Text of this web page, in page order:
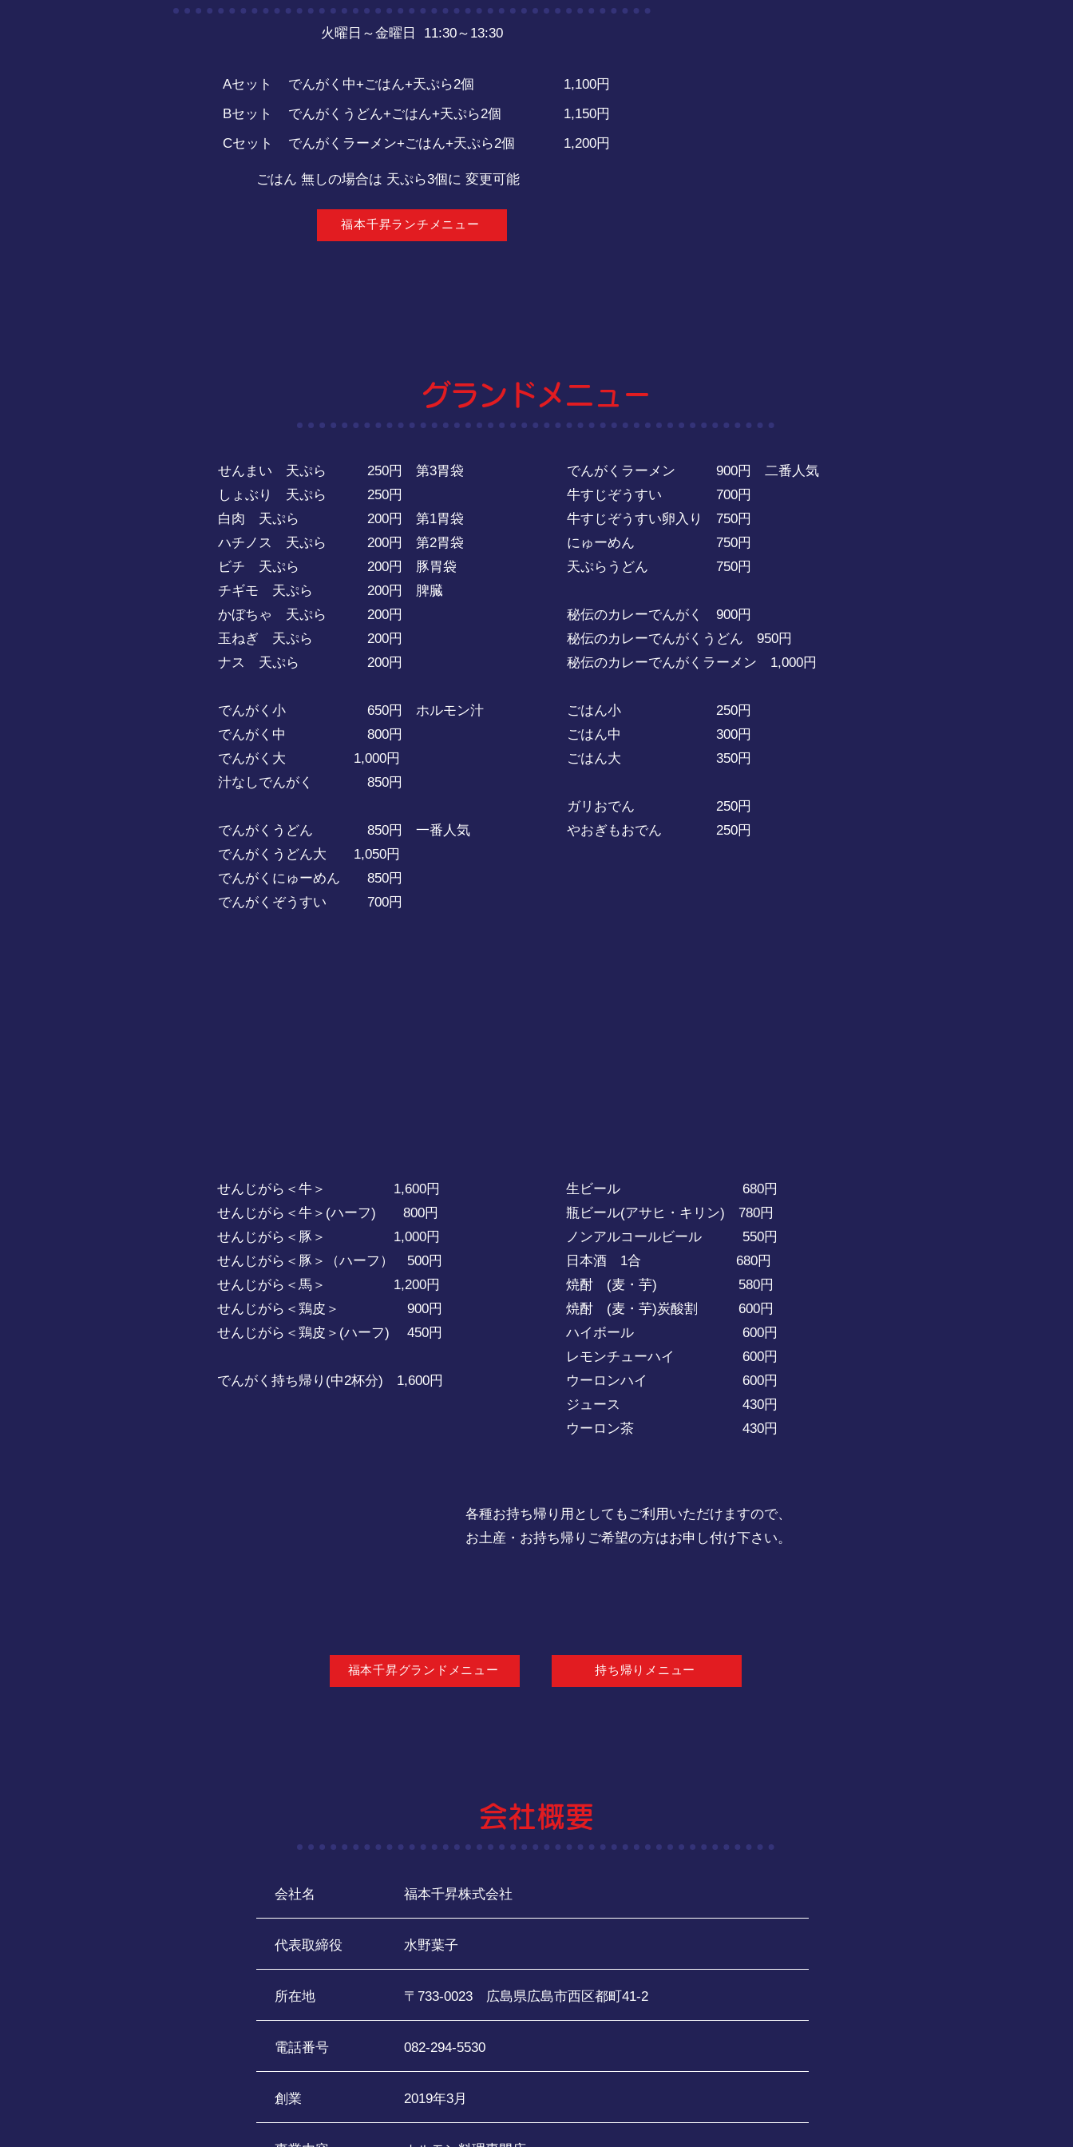
火曜日～金曜日 11:30～13:30
Aセット でんがく中+ごはん+天ぷら2個
1,100円
Bセット
でんがくうどん+ごはん+天ぷら2個
1,150円
Cセット
でんがくラーメン+ごはん+天ぷら2個 1,200円
ごはん 無しの場合は 天ぷら3個に 変更可能
福本千昇ランチメニュー
グランドメニュー
せんまい 天ぷら 250円 第3胃袋
しょぶり 天ぷら 250円
白肉 天ぷら 200円 第1胃袋
ハチノス 天ぷら 200円 第2胃袋
ビチ 天ぷら 200円 豚胃袋
チギモ 天ぷら 200円 脾臓
かぼちゃ 天ぷら 200円
玉ねぎ 天ぷら 200円
ナス 天ぷら 200円
でんがく小 650円 ホルモン汁
でんがく中 800円
でんがく大 1,000円
汁なしでんがく 850円
でんがくうどん 850円 一番人気
でんがくうどん大 1,050円
でんがくにゅーめん 850円
でんがくぞうすい 700円
でんがくラーメン 900円 二番人気
牛すじぞうすい 700円
牛すじぞうすい卵入り 750円
にゅーめん 750円
天ぷらうどん 750円
秘伝のカレーでんがく 900円
秘伝のカレーでんがくうどん 950円
秘伝のカレーでんがくラーメン 1,000円
ごはん小 250円
ごはん中 300円
ごはん大 350円
ガリおでん 250円
やおぎもおでん 250円
せんじがら＜牛＞ 1,600円
せんじがら＜牛＞(ハーフ) 800円
せんじがら＜豚＞ 1,000円
せんじがら＜豚＞（ハーフ） 500円
せんじがら＜馬＞ 1,200円
せんじがら＜鶏皮＞ 900円
せんじがら＜鶏皮＞(ハーフ) 450円
でんがく持ち帰り(中2杯分) 1,600円
生ビール 680円
瓶ビール(アサヒ・キリン) 780円
ノンアルコールビール 550円
日本酒 1合 680円
焼酎 (麦・芋) 580円
焼酎 (麦・芋)炭酸割 600円
ハイボール 600円
レモンチューハイ 600円
ウーロンハイ 600円
ジュース 430円
ウーロン茶 430円
各種お持ち帰り用としてもご利用いただけますので、
お土産・お持ち帰りご希望の方はお申し付け下さい。
福本千昇グランドメニュー 持ち帰りメニュー
会社概要
会社名 福本千昇株式会社
代表取締役 水野葉子
所在地 〒733-0023 広島県広島市西区都町41-2
電話番号 082-294-5530
創業 2019年3月